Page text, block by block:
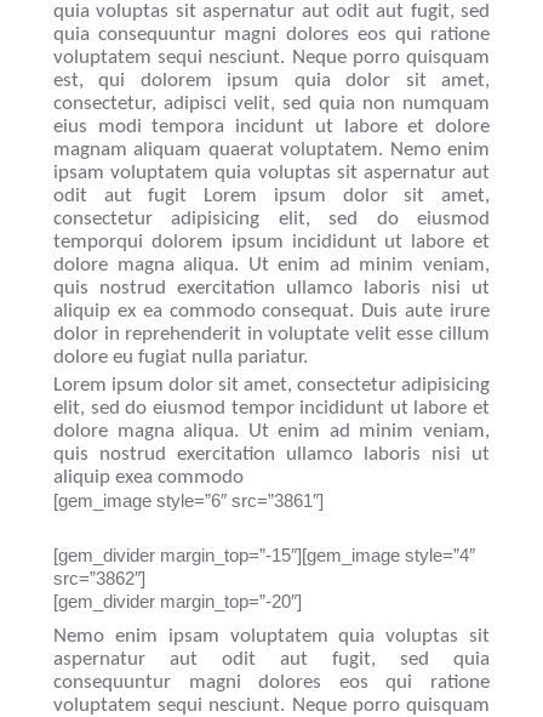
quia voluptas sit aspernatur aut odit aut fugit, sed
quia consequuntur magni dolores eos qui ratione
voluptatem sequi nesciunt. Neque porro quisquam
est, qui dolorem ipsum quia dolor sit amet,
consectetur, adipisci velit, sed quia non numquam
eius modi tempora incidunt ut labore et dolore
magnam aliquam quaerat voluptatem. Nemo enim
ipsam voluptatem quia voluptas sit aspernatur aut
odit aut fugit Lorem ipsum dolor sit amet,
consectetur adipisicing elit, sed do eiusmod
temporqui dolorem ipsum incididunt ut labore et
dolore magna aliqua. Ut enim ad minim veniam,
quis nostrud exercitation ullamco laboris nisi ut
aliquip ex ea commodo consequat. Duis aute irure
dolor in reprehenderit in voluptate velit esse cillum
dolore eu fugiat nulla pariatur.
Lorem ipsum dolor sit amet, consectetur adipisicing
elit, sed do eiusmod tempor incididunt ut labore et
dolore magna aliqua. Ut enim ad minim veniam,
quis nostrud exercitation ullamco laboris nisi ut
aliquip exea commodo
[gem_image style=”6″ src=”3861″]
[gem_divider margin_top=”-15″][gem_image style=”4″
src=”3862″]
[gem_divider margin_top=”-20″]
Nemo enim ipsam voluptatem quia voluptas sit
aspernatur aut odit aut fugit, sed quia
consequuntur magni dolores eos qui ratione
voluptatem sequi nesciunt. Neque porro quisquam